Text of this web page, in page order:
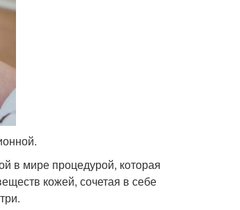
в мире процедурой, которая
кожей, сочетая в себе